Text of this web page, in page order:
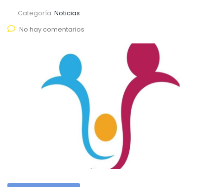
Categoría: Noticias
No hay comentarios